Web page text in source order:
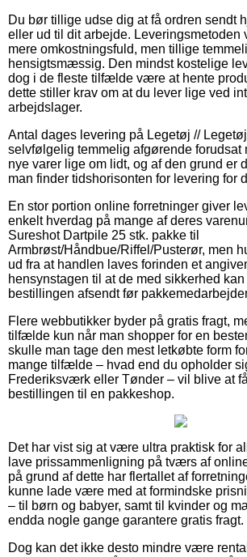
Du bør tillige udse dig at få ordren sendt
eller ud til dit arbejde. Leveringsmetoden
mere omkostningsfuld, men tillige
hensigtsmæssig. Den mindst kostelige
dog i de fleste tilfælde være at hente
dette stiller krav om at du lever lige ved
arbejdslager.
Antal dages levering på Legetøj //
selvfølgelig temmelig afgørende forudsat
nye varer lige om lidt, og af den grund er
man finder tidshorisonten for levering for
En stor portion online forretninger giver
enkelt hverdag på mange af deres
Sureshot Dartpile 25 stk. pakke til
Armbrøst/Håndbue/Riffel/Pusterør, men
ud fra at handlen laves forinden et
hensynstagen til at de med sikkerhed kan
bestillingen afsendt før
Flere webbutikker byder på gratis fragt,
tilfælde kun når man shopper for en
skulle man tage den mest letkøbte form
mange tilfælde – hvad end du opholder
Frederiksværk eller Tønder – vil blive at
bestillingen til en pakkeshop.
Det har vist sig at være ultra praktisk for
lave prissammenligning på tværs af
på grund af dette har flertallet af
kunne lade være med at formindske
– til børn og babyer, samt til kvinder og
endda nogle gange garantere gratis fragt.
Dog kan det ikke desto mindre være